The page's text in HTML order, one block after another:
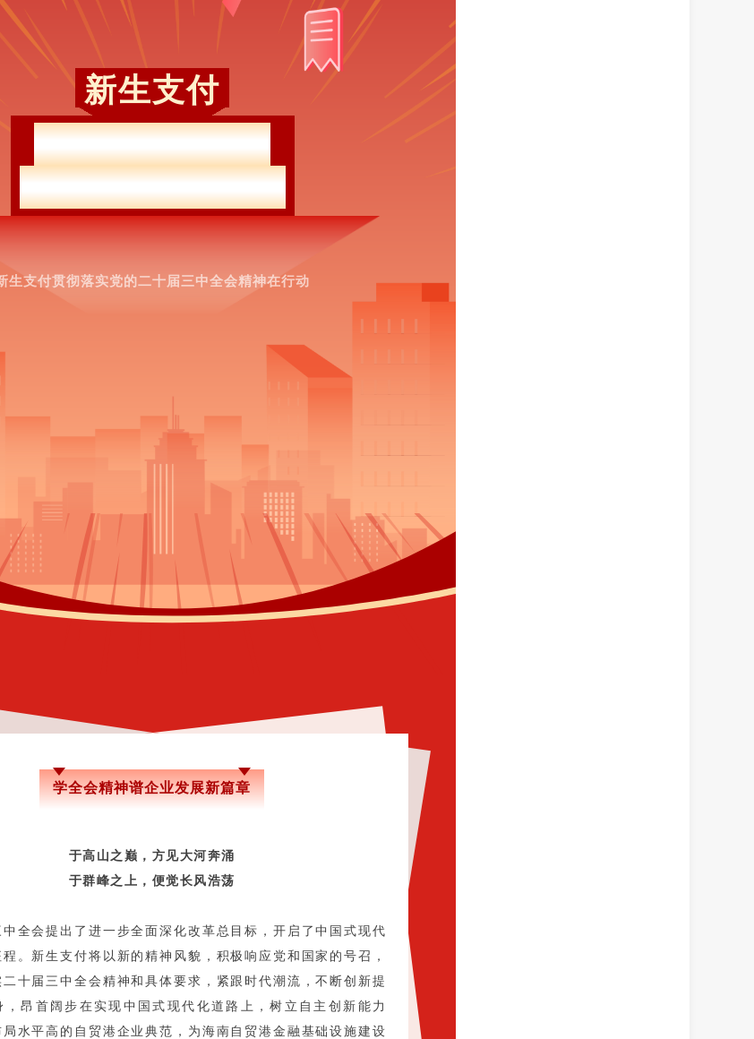
新生支付
学习贯彻全会精神
谱高质量发展新篇章
生支付贯彻落实党的二十届三中全会精神在行动
学全会精神谱企业发展新篇章
于高山之巅，方见大河奔涌
于群峰之上，便觉长风浩荡
中全会提出了进一步全面深化改革总目标，开启了中国式现代
。新生支付将以新的精神风貌，积极响应党和国家的号召，
十届三中全会精神和具体要求，紧跟时代潮流，不断创新提
，昂首阔步在实现中国式现代化道路上，树立自主创新能力
水平高的自贸港企业典范，为海南自贸港金融基础设施建设